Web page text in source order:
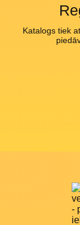
Katalogs tiek